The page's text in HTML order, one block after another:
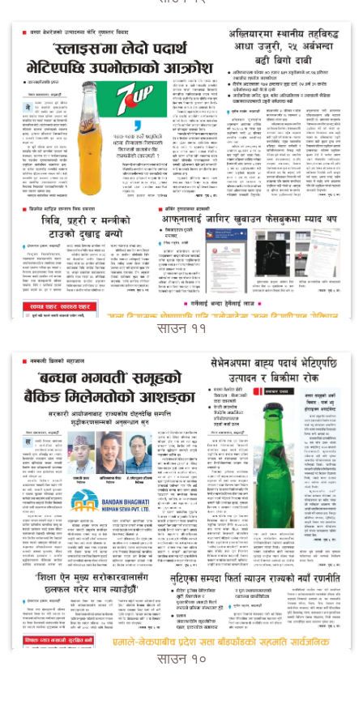
साउन ११
साउन १०